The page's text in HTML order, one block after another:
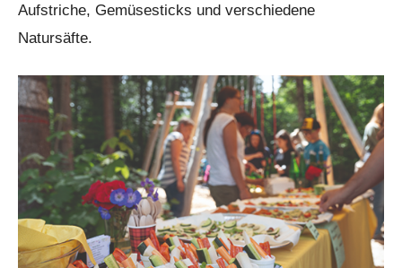
Aufstriche, Gemüsesticks und verschiedene
Natursäfte.